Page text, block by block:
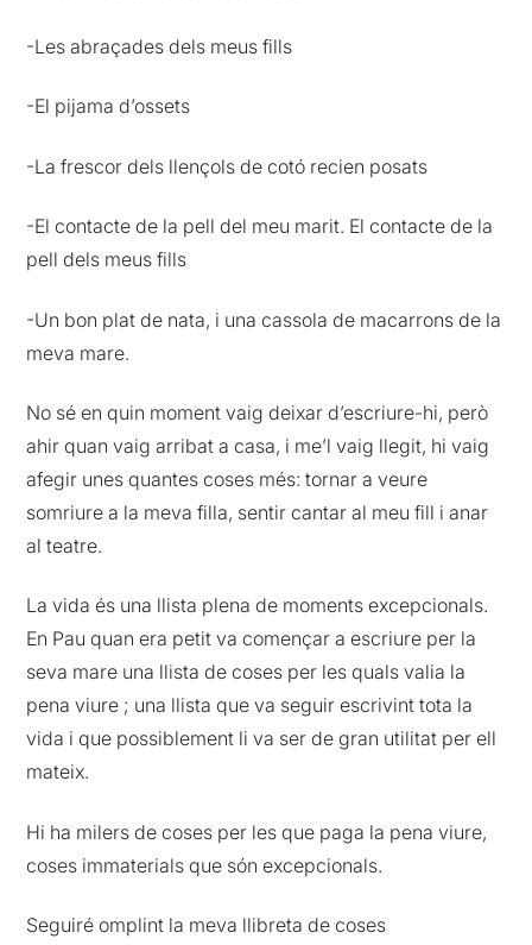
-Les abraçades dels meus fills
-El pijama d’ossets
-La frescor dels llençols de cotó recien posats
-El contacte de la pell del meu marit. El contacte de la
pell dels meus fills
-Un bon plat de nata, i una cassola de macarrons de la
meva mare.
No sé en quin moment vaig deixar d’escriure-hi, però
ahir quan vaig arribat a casa, i me’l vaig llegit, hi vaig
afegir unes quantes coses més: tornar a veure
somriure a la meva filla, sentir cantar al meu fill i anar
al teatre.
La vida és una llista plena de moments excepcionals.
En Pau quan era petit va començar a escriure per la
seva mare una llista de coses per les quals valia la
pena viure ; una llista que va seguir escrivint tota la
vida i que possiblement li va ser de gran utilitat per ell
mateix.
Hi ha milers de coses per les que paga la pena viure,
coses immaterials que són excepcionals.
Seguiré omplint la meva llibreta de coses